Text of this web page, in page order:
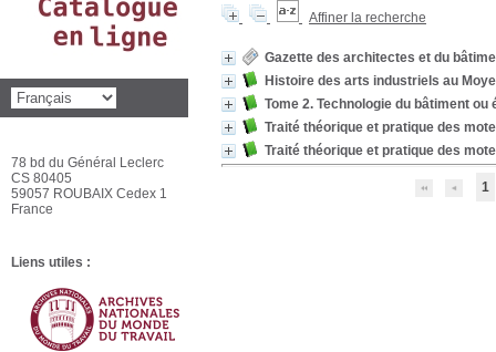
Affiner la recherche
Gazette des architectes et du
Histoire des arts industriels au
Tome 2. Technologie du bâtiment
Traité théorique et pratique des
Traité théorique et pratique des
1
78 bd du Général Leclerc
CS 80405
59057 ROUBAIX Cedex 1
France
Liens utiles :